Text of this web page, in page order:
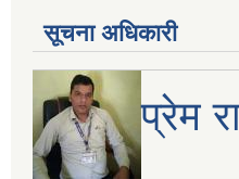
सूचना अधिकारी
प्रेम